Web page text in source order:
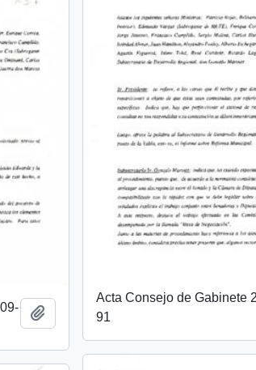
Acta Consejo de Gabinete
91
Añadir al portapapeles